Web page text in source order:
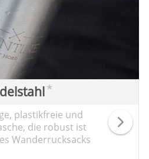
*
plastikfreie und
die robust ist
Wanderrucksacks